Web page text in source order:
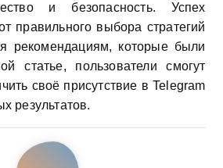
и безопасность. Успех
правильного выбора стратегий
рекомендациям, которые были
статье, пользователи смогут
своё присутствие в Telegram
результатов.